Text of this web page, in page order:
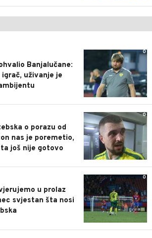
0
Banjalučane:
igrač, uživanje je
0
o porazu od
nas je poremetio,
još nije gotovo
0
u prolaz
svjestan šta nosi